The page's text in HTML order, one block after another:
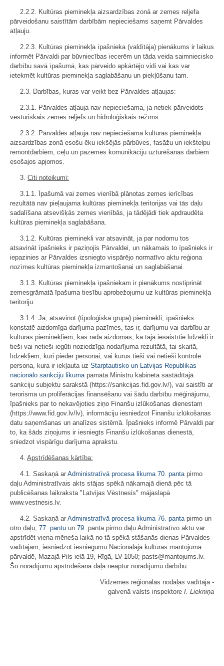
2.2.2. Kultūras pieminekļa aizsardzības zonā ar zemes reljefa
pārveidošanu saistītām darbībām nepieciešams saņemt Pārvaldes
atļauju.
2.2.3. Kultūras pieminekļa īpašnieka (valdītāja) pienākums ir laikus
informēt Pārvaldi par būvniecības iecerēm un tāda veida saimniecisko
darbību savā īpašumā, kas pārveido apkārtējo vidi vai kas var
ietekmēt kultūras pieminekļa saglabāšanu un piekļūšanu tam.
2.3. Darbības, kuras var veikt bez Pārvaldes atļaujas:
2.3.1. Pārvaldes atļauja nav nepieciešama, ja netiek pārveidots
vēsturiskais zemes reljefs un hidroloģiskais režīms.
2.3.2. Pārvaldes atļauja nav nepieciešama kultūras pieminekļa
aizsardzības zonā esošu ēku iekšējās pārbūves, fasāžu un iekštelpu
remontdarbiem, ceļu un pazemes komunikāciju uzturēšanas darbiem
esošajos apjomos.
3. Citi noteikumi:
3.1.1. Īpašumā vai zemes vienībā plānotas zemes ierīcības
rezultātā nav pieļaujama kultūras pieminekļa teritorijas vai tās daļu
sadalīšana atsevišķās zemes vienībās, ja tādējādi tiek apdraudēta
kultūras pieminekļa saglabāšana.
3.1.2. Kultūras pieminekli var atsavināt, ja par nodomu tos
atsavināt īpašnieks ir paziņojis Pārvaldei, un nākamais to īpašnieks ir
iepazinies ar Pārvaldes izsniegto vispārējo normatīvo aktu reģiona
nozīmes kultūras pieminekļa izmantošanai un saglabāšanai.
3.1.3. Kultūras pieminekļa īpašniekam ir pienākums nostiprināt
zemesgrāmatā īpašuma tiesību aprobežojumu uz kultūras pieminekļa
teritoriju.
3.1.4. Ja, atsavinot (tipoloģiskā grupa) pieminekli, īpašnieks
konstatē aizdomīga darījuma pazīmes, tas ir, darījumu vai darbību ar
kultūras pieminekļiem, kas rada aizdomas, ka tajā iesaistītie līdzekļi ir
tieši vai netieši iegūti noziedzīga nodarījuma rezultātā, tai skaitā,
līdzekļiem, kuri pieder personai, vai kurus tieši vai netieši kontrolē
persona, kura ir iekļauta uz Starptautisko un Latvijas Republikas
nacionālo sankciju likumapamata Ministru kabineta sastādītajā
sankciju subjektu sarakstā (https://sankcijas.fid.gov.lv/), vai saistīti ar
terorisma un proliferācijas finansēšanu vai šādu darbību mēģinājumu,
īpašnieks par to nekavējoties ziņo Finanšu izlūkošanas dienestam
(https://www.fid.gov.lv/lv), informāciju iesniedzot Finanšu izlūkošanas
datu saņemšanas un analīzes sistēmā. Īpašnieks informē Pārvaldi par
to, ka šāds ziņojums ir iesniegts Finanšu izlūkošanas dienestā,
sniedzot vispārīgu darījuma aprakstu.
4. Apstrīdēšanas kārtība:
4.1. Saskaņā ar Administratīvā procesa likuma 70. pantapirmo
daļu Administratīvais akts stājas spēkā nākamajā dienā pēc tā
publicēšanas laikraksta "Latvijas Vēstnesis" mājaslapā
www.vestnesis.lv.
4.2. Saskaņā ar Administratīvā procesa likuma 76. pantapirmo un
otro daļu, 77. pantu un 79. panta pirmo daļu Administratīvo aktu var
apstrīdēt viena mēneša laikā no tā spēkā stāšanās dienas Pārvaldes
vadītājam, iesniedzot iesniegumu Nacionālajā kultūras mantojuma
pārvaldē, Mazajā Pils ielā 19, Rīgā, LV-1050; pasts@mantojums.lv.
Šo norādījumu apstrīdēšana daļā neaptur norādījumu darbību.
Vidzemes reģionālās nodaļas vadītāja -
galvenā valsts inspektore I. Liekniņa